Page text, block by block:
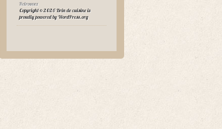
Retrouvez
Copyright © 2026 Brin de cuisine is
proudly powered byWordPress.org